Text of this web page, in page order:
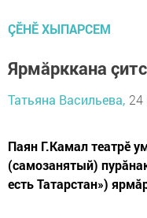
ÇӖНӖ ХЫПАРСЕМ
Ярмăрккана
Татьяна Васильева, 24
Паян Г.Камал театрӗ
(самозанятый)
есть Татарстан»)